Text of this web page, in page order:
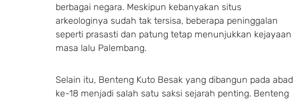
berbagai negara. Meskipun kebanyakan situs
arkeologinya sudah tak tersisa, beberapa peninggalan
seperti prasasti dan patung tetap menunjukkan kejayaan
masa lalu Palembang.
Selain itu, Benteng Kuto Besak yang dibangun pada abad
ke-18 menjadi salah satu saksi sejarah penting. Benteng